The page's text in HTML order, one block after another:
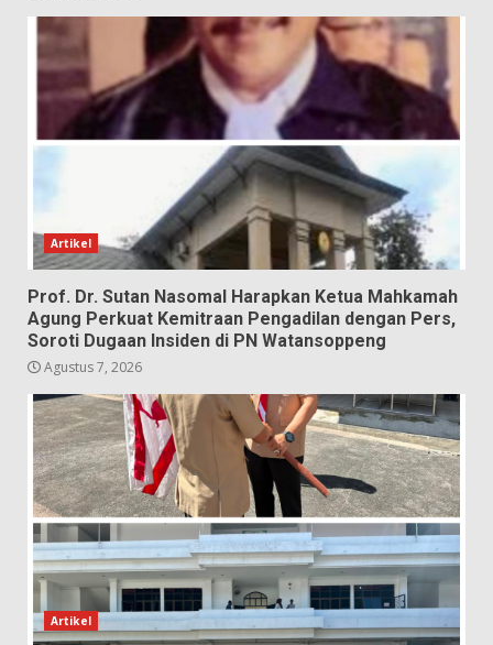
Artikel
Prof. Dr. Sutan Nasomal Harapkan Ketua Mahkamah
Agung Perkuat Kemitraan Pengadilan dengan Pers,
Soroti Dugaan Insiden di PN Watansoppeng
Agustus 7, 2026
Artikel